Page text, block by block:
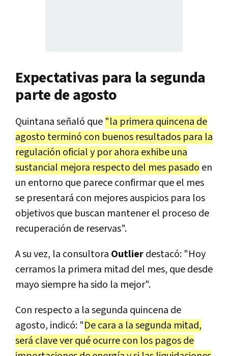
Expectativas para la segunda
parte de agosto
Quintana señaló que "la primera quincena de
agosto terminó con buenos resultados para la
regulación oficial y por ahora exhibe una
sustancial mejora respecto del mes pasado en
un entorno que parece confirmar que el mes
se presentará con mejores auspicios para los
objetivos que buscan mantener el proceso de
recuperación de reservas".
A su vez, la consultora Outlierdestacó: "Hoy
cerramos la primera mitad del mes, que desde
mayo siempre ha sido la mejor".
Con respecto a la segunda quincena de
agosto, indicó: "De cara a la segunda mitad,
será clave ver qué ocurre con los pagos de